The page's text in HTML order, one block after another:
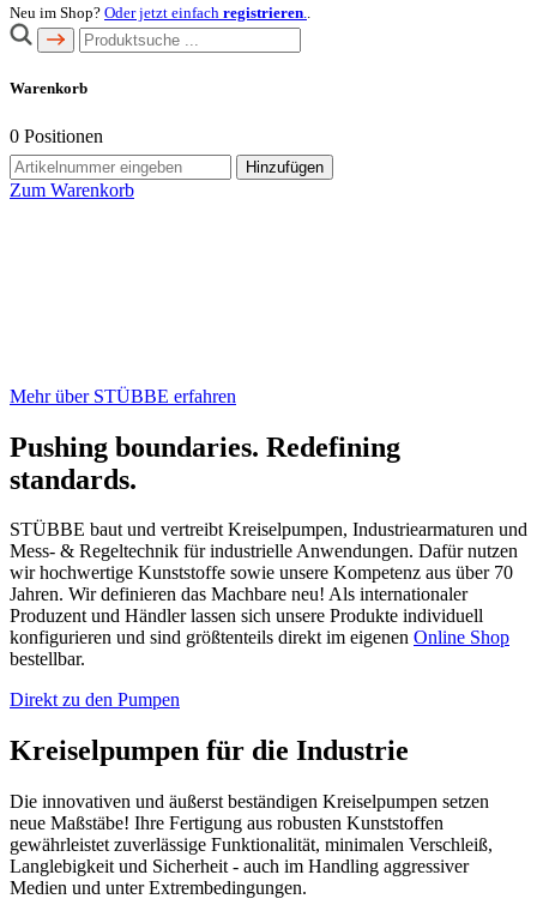
Neu im Shop? Oder jetzt einfach registrieren..
Warenkorb
0 Positionen
Hinzufügen
Zum Warenkorb
Mehr über STÜBBE erfahren
Pushing boundaries. Redefining
standards.
STÜBBE baut und vertreibt Kreiselpumpen, Industriearmaturen und
Mess- & Regeltechnik für industrielle Anwendungen. Dafür nutzen
wir hochwertige Kunststoffe sowie unsere Kompetenz aus über 70
Jahren. Wir definieren das Machbare neu! Als internationaler
Produzent und Händler lassen sich unsere Produkte individuell
konfigurieren und sind größtenteils direkt im eigenen Online Shop
bestellbar.
Direkt zu den Pumpen
Kreiselpumpen für die Industrie
Die innovativen und äußerst beständigen Kreiselpumpen setzen
neue Maßstäbe! Ihre Fertigung aus robusten Kunststoffen
gewährleistet zuverlässige Funktionalität, minimalen Verschleiß,
Langlebigkeit und Sicherheit - auch im Handling aggressiver
Medien und unter Extrembedingungen.